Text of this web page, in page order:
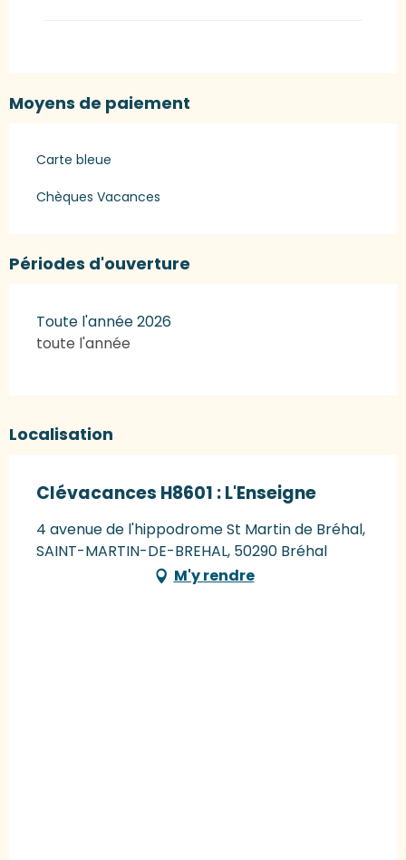
Moyens de paiement
Carte bleue
Chèques Vacances
Périodes d'ouverture
Toute l'année 2026
toute l'année
Localisation
Clévacances H8601 : L'Enseigne
4 avenue de l'hippodrome St Martin de Bréhal,
SAINT-MARTIN-DE-BREHAL, 50290 Bréhal
M'y rendre